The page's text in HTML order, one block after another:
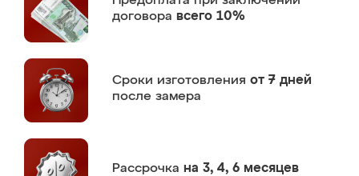
договора всего 10%
Сроки изготовления от 7 дней
после замера
Рассрочка на 3, 4, 6 месяцев